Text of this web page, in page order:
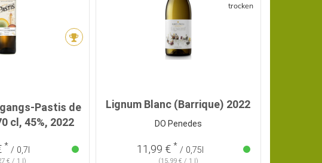
Pastis de
cl, 45%, 2022
* / 0,7l
€ / 1 l)
trocken
Lignum Blanc (Barrique) 2022
DO Penedes
11,99 € * / 0,75l
(15,99 € / 1 l)